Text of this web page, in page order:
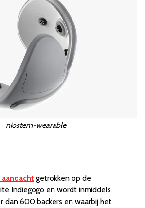
niostem-wearable
getrokken op de
Indiegogo en wordt inmiddels
dan 600 backers en waarbij het